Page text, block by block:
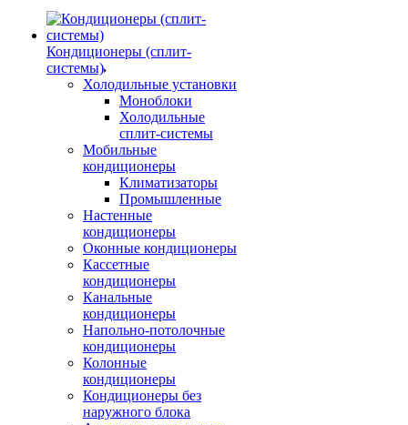
Кондиционеры (сплит-
системы)
Холодильные установки
Моноблоки
Холодильные
сплит-системы
Мобильные
кондиционеры
Климатизаторы
Промышленные
Настенные
кондиционеры
Оконные кондиционеры
Кассетные
кондиционеры
Канальные
кондиционеры
Напольно-потолочные
кондиционеры
Колонные
кондиционеры
Кондиционеры без
наружного блока